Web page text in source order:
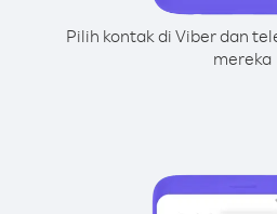
Pilih kontak di Viber dan
mereka